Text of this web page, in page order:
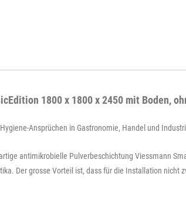
1800 x 1800 x 2450 mit Boden,
Ansprüchen in Gastronomie, Handel und
antimikrobielle Pulverbeschichtung Viessmann
Der grosse Vorteil ist, dass für die Installation